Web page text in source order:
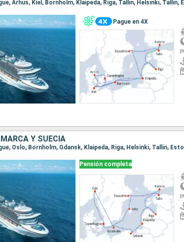
Pague en 4X
Y SUECIA
Pensión completa